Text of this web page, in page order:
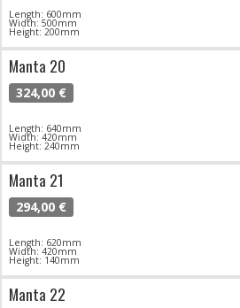
Length: 600mm
Width: 500mm
Height: 200mm
Manta 20
324,00 €
Length: 640mm
Width: 420mm
Height: 240mm
Manta 21
294,00 €
Length: 620mm
Width: 420mm
Height: 140mm
Manta 22